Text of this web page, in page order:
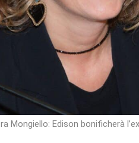
Mongiello: Edison bonificherà